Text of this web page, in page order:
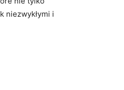
niezwykłymi i⁣